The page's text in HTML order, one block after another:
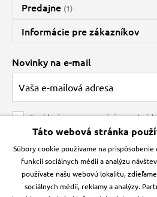
Predajne (1)
Predajňa a sklad Kbely
Informácie pre zákazníkov
O spoločnosti
Veľkoobchod
Obchodné podmienky
Kontakt
Podmienky ochrany osobných
Zásady používanie cookies a
Novinky na e-mail
Souhlasím se zpracováním
ochrany osobních údajů
Krmiva Pučálka na sociálnych
Instagran Facebook
Táto webová stránka
Súbory cookie používame na prispôsobenie
funkcií sociálnych médií a analýzu
používate našu webovú lokalitu,
sociálnych médií, reklamy a analýzy.